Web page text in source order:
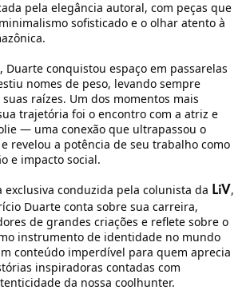
pela elegância autoral, com peças que
sofisticado e o olhar atento à
Duarte conquistou espaço em passarelas
nomes de peso, levando sempre
raízes. Um dos momentos mais
trajetória foi o encontro com a atriz e
— uma conexão que ultrapassou o
revelou a potência de seu trabalho como
e impacto social.
exclusiva conduzida pela colunista da LiV,
Duarte conta sobre sua carreira,
de grandes criações e reflete sobre o
instrumento de identidade no mundo
conteúdo imperdível para quem aprecia
inspiradoras contadas com
da nossa coolhunter.